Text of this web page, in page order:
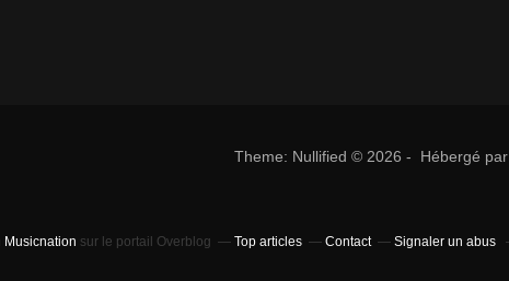
Theme: Nullified © 2026 - Hébergé par
Musicnation sur le portail Overblog Top articles Contact Signaler un abus